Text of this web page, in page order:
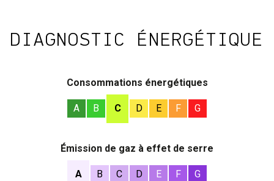
DIAGNOSTIC ÉNERGÉTIQUE
Consommations énergétiques
A B C D E F G
Émission de gaz à effet de serre
A B C D E F G